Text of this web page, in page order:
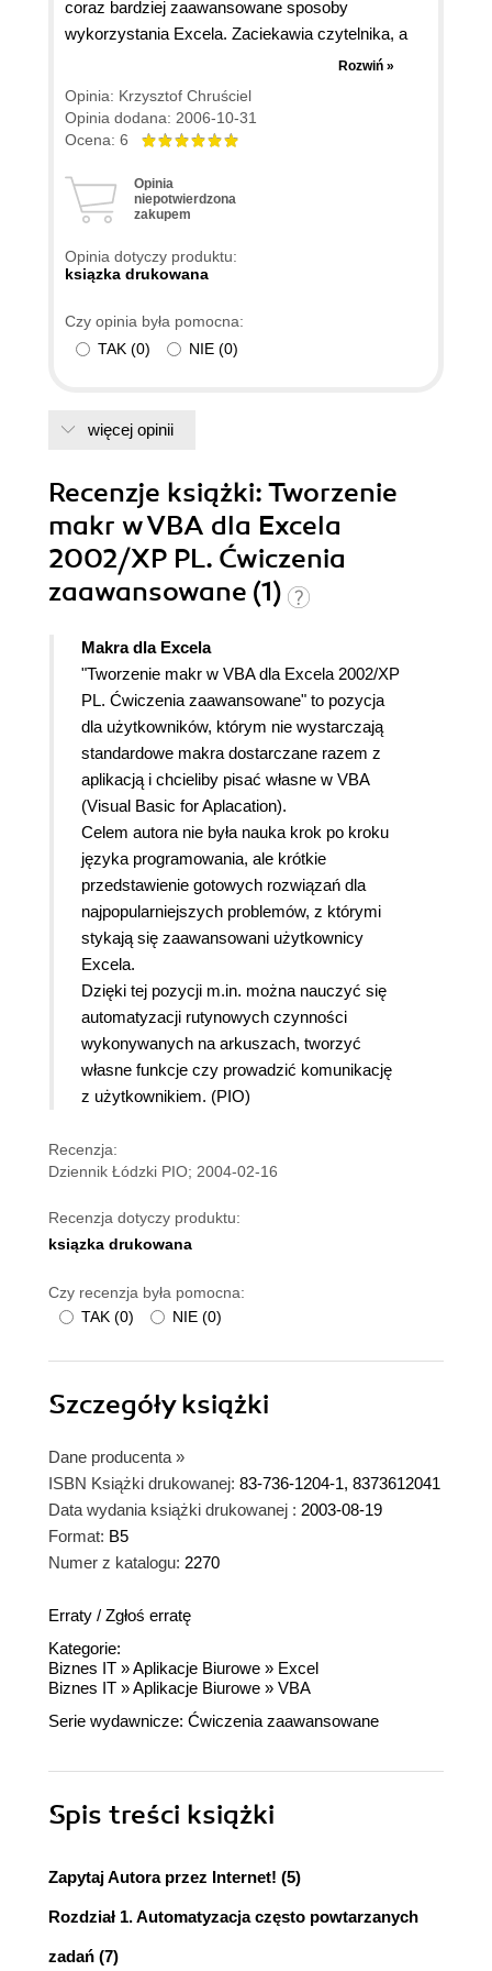
coraz bardziej zaawansowane sposoby
wykorzystania Excela. Zaciekawia czytelnika, a
ten nim sobie zdąży to uświadomić zaczyna pisać
kody o których jeszcze niedawno myślał, że
należą do tej części wiedzy, która dostępna jest
tylko dobrze wykształconych informatyków -
zaprezentowanych przez autora zachęca do
posiadania tej książki jako helpa, do którego
pozycja dla ludzi, którzy przetwarzają dużo
nie tylko) i nie boją się usprawnić sobie pracy.
POLECAM.
Rozwiń »
Opinia: Krzysztof Chruściel
Opinia dodana: 2006-10-31
Ocena: 6
Opinia
niepotwierdzona
zakupem
Opinia dotyczy produktu:
ksiązka drukowana
Czy opinia była pomocna:
TAK (0) NIE (0)
więcej opinii
Recenzje książki: Tworzenie
makr w VBA dla Excela
2002/XP PL. Ćwiczenia
zaawansowane (1)
Makra dla Excela
"Tworzenie makr w VBA dla Excela 2002/XP
PL. Ćwiczenia zaawansowane" to pozycja
dla użytkowników, którym nie wystarczają
standardowe makra dostarczane razem z
aplikacją i chcieliby pisać własne w VBA
(Visual Basic for Aplacation).
Celem autora nie była nauka krok po kroku
języka programowania, ale krótkie
przedstawienie gotowych rozwiązań dla
najpopularniejszych problemów, z którymi
stykają się zaawansowani użytkownicy
Excela.
Dzięki tej pozycji m.in. można nauczyć się
automatyzacji rutynowych czynności
wykonywanych na arkuszach, tworzyć
własne funkcje czy prowadzić komunikację
z użytkownikiem. (PIO)
Recenzja:
Dziennik Łódzki PIO; 2004-02-16
Recenzja dotyczy produktu:
ksiązka drukowana
Czy recenzja była pomocna:
TAK (0) NIE (0)
Szczegółyksiążki
Dane producenta »
ISBN Książki drukowanej: 83-736-1204-1, 8373612041
Data wydania książki drukowanej : 2003-08-19
Format: B5
Numer z katalogu: 2270
Erraty / Zgłoś erratę
Kategorie:
Biznes IT »Aplikacje Biurowe » Excel
Biznes IT »Aplikacje Biurowe » VBA
Serie wydawnicze: Ćwiczenia zaawansowane
Spis treści książki
Zapytaj Autora przez Internet! (5)
Rozdział 1. Automatyzacja często powtarzanych
zadań (7)